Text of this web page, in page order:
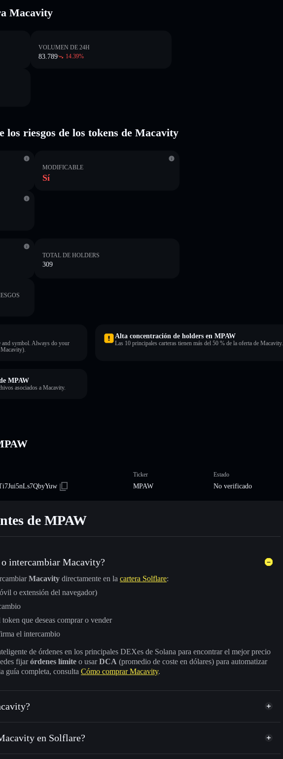
Macavity
VOLUMEN DE 24H
83.789 14.39%
los riesgos de los tokens de Macavity
MODIFICABLE
Sí
TOTAL DE HOLDERS
309
and symbol. Always do your
Alta concentración de holders en MPAW
Las 10 principales carteras tienen más del 50 % de la oferta de Macavity.
MPAW
asociados a Macavity.
Ticker
MPAW
Estado
No verificado
de MPAW
intercambiar Macavity?
Macavity directamente en la cartera Solflare:
o extensión del navegador)
que deseas comprar o vender
el intercambio
de órdenes en los principales DEXes de Solana para encontrar el mejor precio
fijarórdenes límite o usarDCA (promedio de coste en dólares) para automatizar
guía completa, consulta Cómo comprar Macavity.
en Solflare?
Solflare